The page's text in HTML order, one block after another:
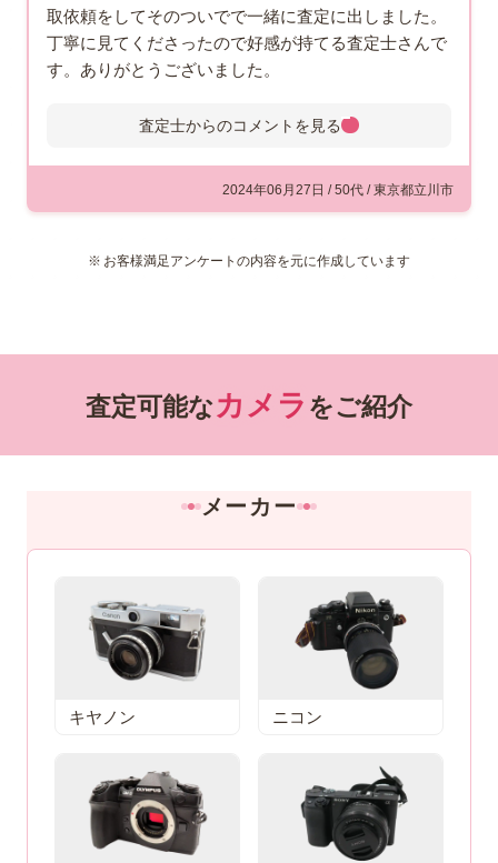
取依頼をしてそのついでで一緒に査定に出しました。
丁寧に見てくださったので好感が持てる査定士さんで
す。ありがとうございました。
査定士からのコメント
出張買取で伺わせていただき、カ
メラなどたくさんのお品物をお買
ラの状態も良好でした。弊社では
査定士からのコメントを 見る
2024年06月27日 / 50代 / 東京都立川市
お客様満足アンケートの内容を元に作成しています
査定可能なカメラ をご紹介
メーカー
キヤノン ニコン